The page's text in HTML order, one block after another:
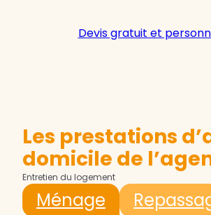
Devis gratuit et
Les prestations
domicile de
Entretien du logement
Ménage